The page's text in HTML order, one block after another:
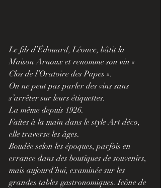
Le fils d’Édouard, Léonce, bâtit la
Maison Arnoux et renomme son vin «
Clos de l’Oratoire des Papes ».
On ne peut pas parler des vins sans
s’arrêter sur leurs étiquettes.
La même depuis 1926.
Faites à la main dans le style Art déco,
elle traverse les âges.
Boudée selon les époques, parfois en
errance dans des boutiques de souvenirs,
mais aujourd’hui, examinée sur les
grandes tables gastronomiques. Icône de